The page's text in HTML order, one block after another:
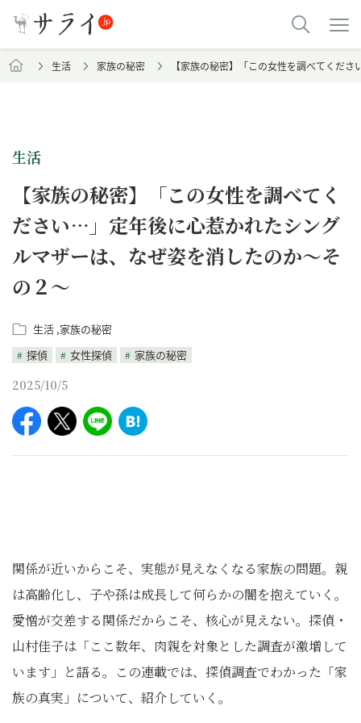
生活 家族の秘密 【家族の秘密】「この女性を調べてくだ
生活
【家族の秘密】「この女性を調べてく
ださい…」定年後に心惹かれたシング
ルマザーは、なぜ姿を消したのか～そ
の２～
生活 家族の秘密
探偵
女性探偵 家族の秘密
2025/10/5
関係が近いからこそ、実態が見えなくなる家族の問題。親
は高齢化し、子や孫は成長して何らかの闇を抱えていく。
愛憎が交差する関係だからこそ、核心が見えない。探偵・
山村佳子は「ここ数年、肉親を対象とした調査が激増して
います」と語る。この連載では、探偵調査でわかった「家
族の真実」について、紹介していく。